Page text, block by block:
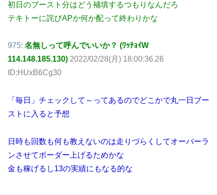
初日のブースト分はどう補填するつもりなんだろ
テキトーに詫びAPか何か配って終わりかな
975: 名無しって呼んでいいか？ (ﾜｯﾁｮｲW
114.148.185.130) 2022/02/28(月) 18:00:36.26
ID:HUxB6Cg30
「毎日」チェックして～ってあるのでどこかで丸一日ブー
ストに入ると予想
日時も回数も何も教えないのは走りづらくしてオーバーラ
ンさせてボーダー上げるためかな
金も稼げるし13の実績にもなる的な